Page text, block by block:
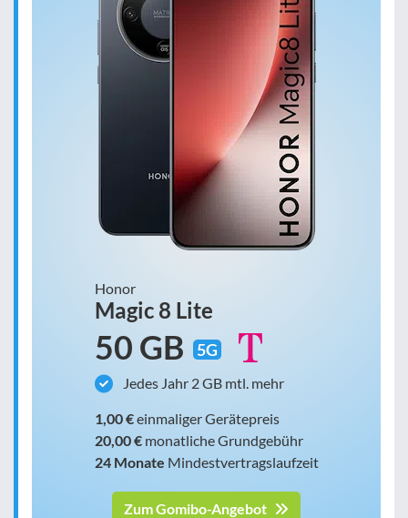
Honor
Magic 8 Lite
50 GB 5G
Jedes Jahr 2 GB mtl. mehr
1,00 €einmaliger Gerätepreis
20,00 € monatliche Grundgebühr
24 Monate Mindestvertragslaufzeit
Zum Gomibo-Angebot